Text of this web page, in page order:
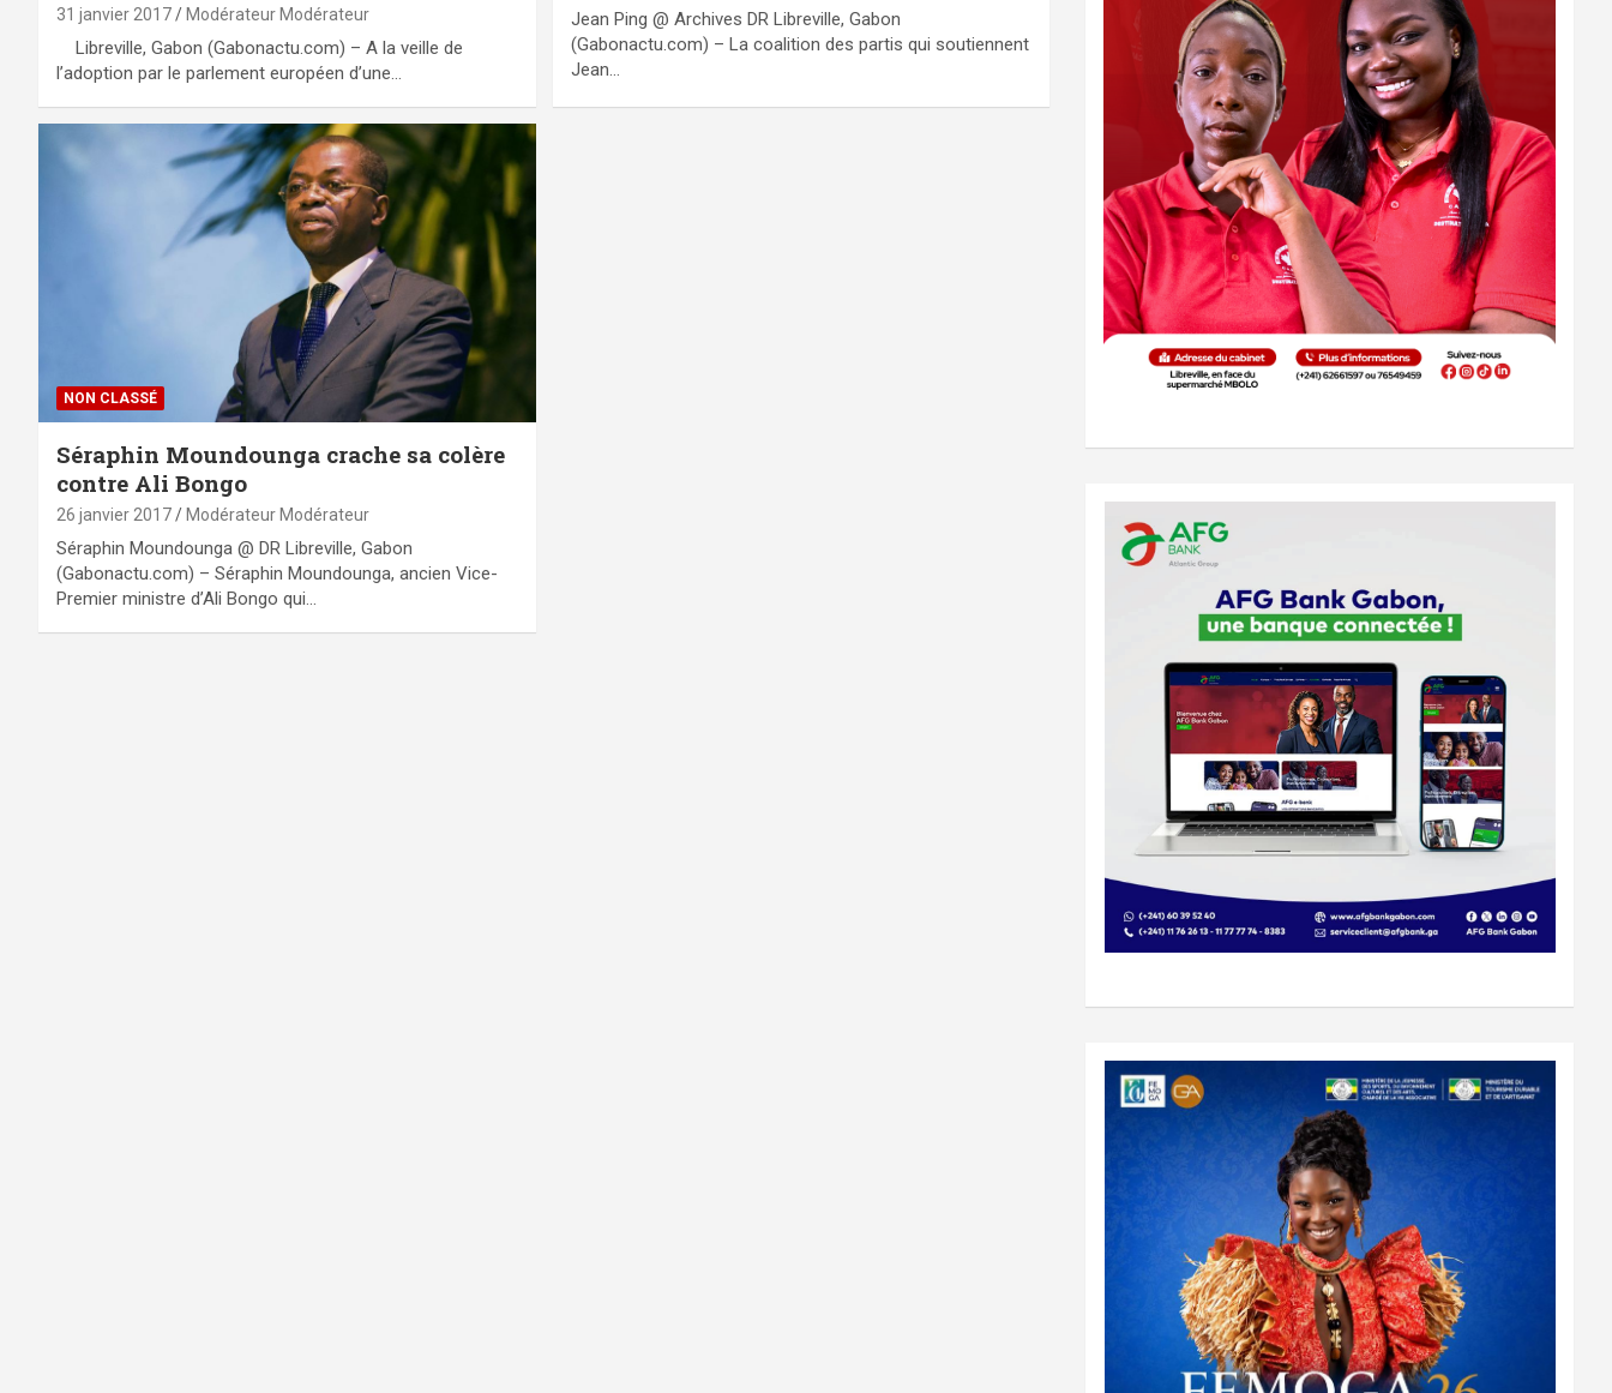
31 janvier 2017 Modérateur Modérateur
Libreville, Gabon (Gabonactu.com) – A la veille de
l’adoption par le parlement européen d’une…
Jean Ping @ Archives DR Libreville, Gabon
(Gabonactu.com) – La coalition des partis qui soutiennent
Jean…
NON CLASSÉ
Séraphin Moundounga crache sa colère
contre Ali Bongo
26 janvier 2017 Modérateur Modérateur
Séraphin Moundounga @ DR Libreville, Gabon
(Gabonactu.com) – Séraphin Moundounga, ancien Vice-
Premier ministre d’Ali Bongo qui…